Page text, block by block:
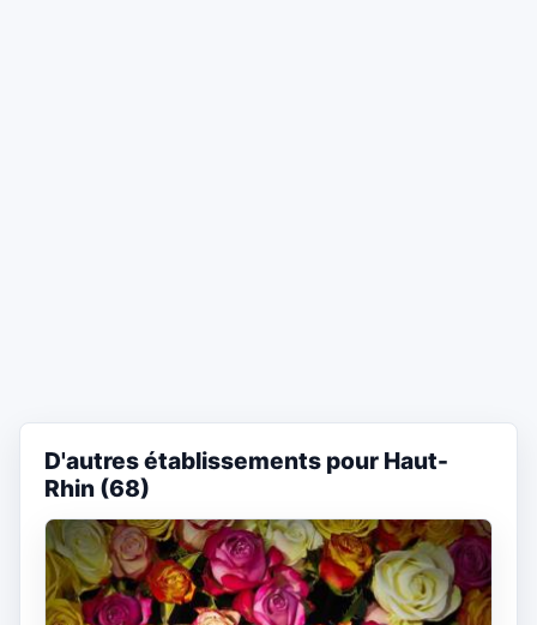
D'autres établissements pour Haut-
Rhin (68)